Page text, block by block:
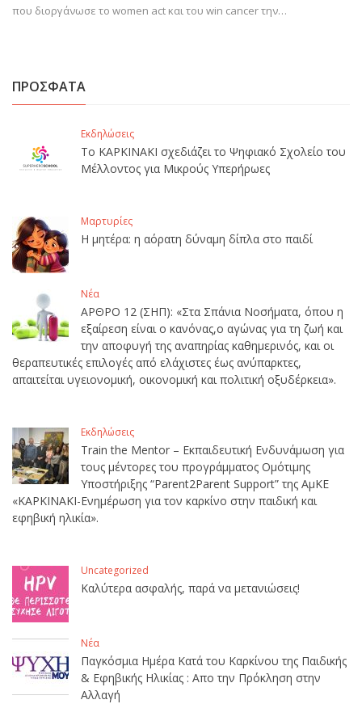
που διοργάνωσε το women act και του win cancer την…
ΠΡΟΣΦΑΤΑ
Εκδηλώσεις
Το ΚΑΡΚΙΝΑΚΙ σχεδιάζει το Ψηφιακό Σχολείο του
Μέλλοντος για Μικρούς Υπερήρωες
Μαρτυρίες
Η μητέρα: η αόρατη δύναμη δίπλα στο παιδί
Νέα
ΑΡΘΡΟ 12 (ΣΗΠ): «Στα Σπάνια Νοσήματα, όπου η
εξαίρεση είναι ο κανόνας,ο αγώνας για τη ζωή και
την αποφυγή της αναπηρίας καθημερινός, και οι
θεραπευτικές επιλογές από ελάχιστες έως ανύπαρκτες,
απαιτείται υγειονομική, οικονομική και πολιτική οξυδέρκεια».
Εκδηλώσεις
Train the Mentor – Εκπαιδευτική Ενδυνάμωση για
τους μέντορες του προγράμματος Ομότιμης
Υποστήριξης “Parent2Parent Support” της ΑμΚΕ
«ΚΑΡΚΙΝΑΚΙ-Ενημέρωση για τον καρκίνο στην παιδική και
εφηβική ηλικία».
Uncategorized
Καλύτερα ασφαλής, παρά να μετανιώσεις!
Νέα
Παγκόσμια Ημέρα Κατά του Καρκίνου της Παιδικής
& Εφηβικής Ηλικίας : Απο την Πρόκληση στην
Αλλαγή